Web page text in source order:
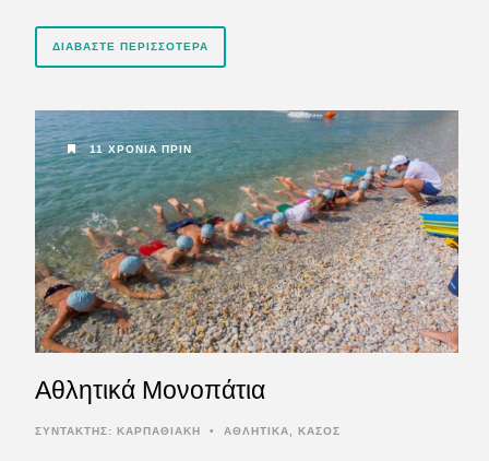
ΔΙΑΒΆΣΤΕ ΠΕΡΙΣΣΌΤΕΡΑ
11 ΧΡΌΝΙΑ ΠΡΙΝ
Αθλητικά Μονοπάτια
ΣΥΝΤΆΚΤΗΣ: ΚΑΡΠΑΘΙΑΚΗ • ΑΘΛΗΤΙΚΑ ΚΑΣΟΣ